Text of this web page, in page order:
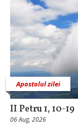
Apostolul zilei
II Petru 1, 10-19
06 Aug, 2026